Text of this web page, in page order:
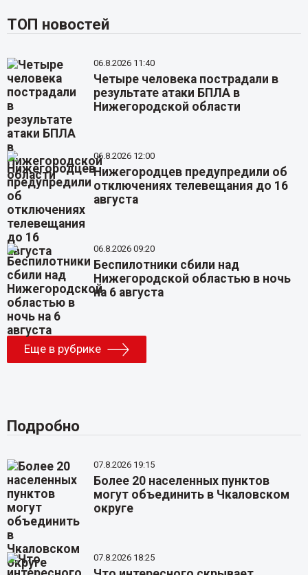
ТОП новостей
06.8.2026 11:40
Четыре человека пострадали в
результате атаки БПЛА в
Нижегородской области
06.8.2026 12:00
Нижегородцев предупредили об
отключениях телевещания до 16
августа
06.8.2026 09:20
Беспилотники сбили над
Нижегородской областью в ночь
на 6 августа
Еще в рубрике
Подробно
07.8.2026 19:15
Более 20 населенных пунктов
могут объединить в Чкаловском
округе
07.8.2026 18:25